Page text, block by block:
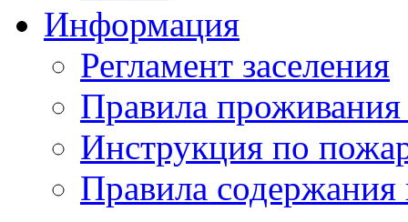
Информация
Регламент заселения
Правила
Инструкция по
Правила